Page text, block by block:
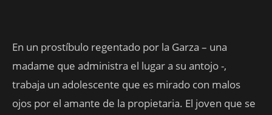
En un prostíbulo regentado por la Garza – una
madame que administra el lugar a su antojo -,
trabaja un adolescente que es mirado con malos
ojos por el amante de la propietaria. El joven que se